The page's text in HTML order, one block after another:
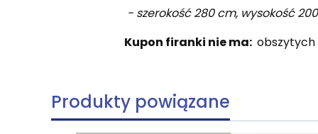
- szerokość 280 cm, wysokość
Kupon firanki nie ma: obszytych
Produkty powiązane